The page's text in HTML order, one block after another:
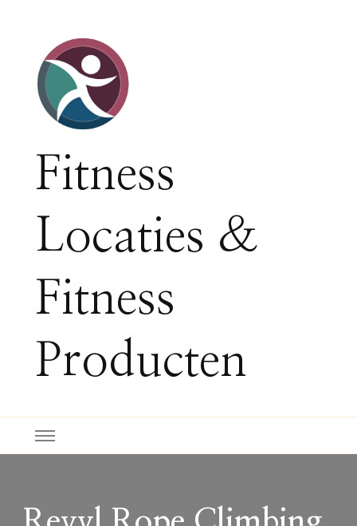
Fitness
Locaties &
Fitness
Producten